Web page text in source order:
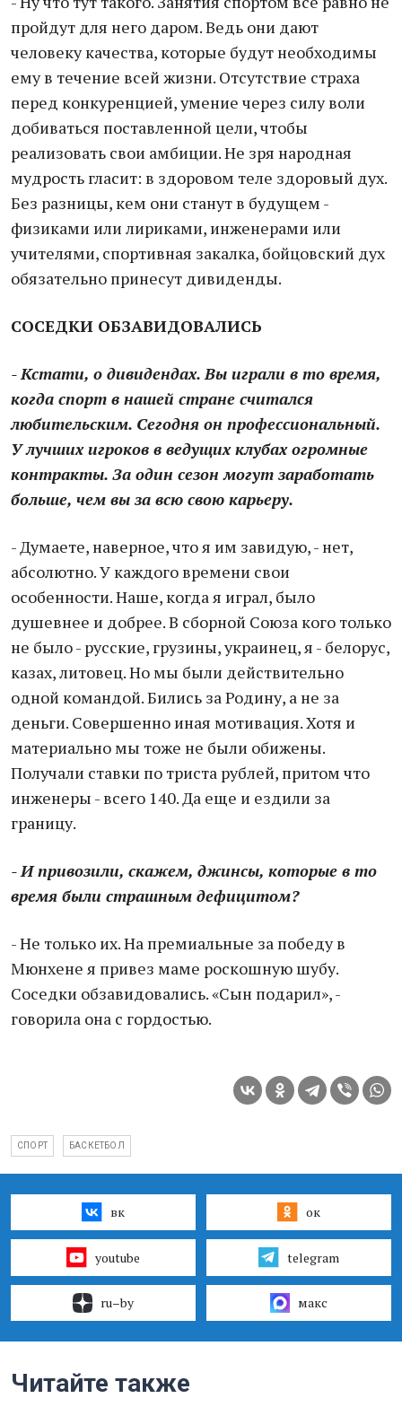
пройдут для него даром. Ведь они дают
человеку качества, которые будут необходимы
ему в течение всей жизни. Отсутствие страха
перед конкуренцией, умение через силу воли
добиваться поставленной цели, чтобы
реализовать свои амбиции. Не зря народная
мудрость гласит: в здоровом теле здоровый дух.
Без разницы, кем они станут в будущем -
физиками или лириками, инженерами или
учителями, спортивная закалка, бойцовский дух
обязательно принесут дивиденды.
СОСЕДКИ ОБЗАВИДОВАЛИСЬ
- Кстати, о дивидендах. Вы играли в то время,
когда спорт в нашей стране считался
любительским. Сегодня он профессиональный.
У лучших игроков в ведущих клубах огромные
контракты. За один сезон могут заработать
больше, чем вы за всю свою карьеру.
- Думаете, наверное, что я им завидую, - нет,
абсолютно. У каждого времени свои
особенности. Наше, когда я играл, было
душевнее и добрее. В сборной Союза кого только
не было - русские, грузины, украинец, я - белорус,
казах, литовец. Но мы были действительно
одной командой. Бились за Родину, а не за
деньги. Совершенно иная мотивация. Хотя и
материально мы тоже не были обижены.
Получали ставки по триста рублей, притом что
инженеры - всего 140. Да еще и ездили за
границу.
- И привозили, скажем, джинсы, которые в то
время были страшным дефицитом?
- Не только их. На премиальные за победу в
Мюнхене я привез маме роскошную шубу.
Соседки обзавидовались. «Сын подарил», -
говорила она с гордостью.
СПОРТ БАСКЕТБОЛ
вк ок
youtube telegram
ru–by макс
Читайте также